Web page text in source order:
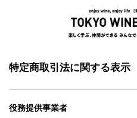
特定商取引法に関する表示
役務提供事業者